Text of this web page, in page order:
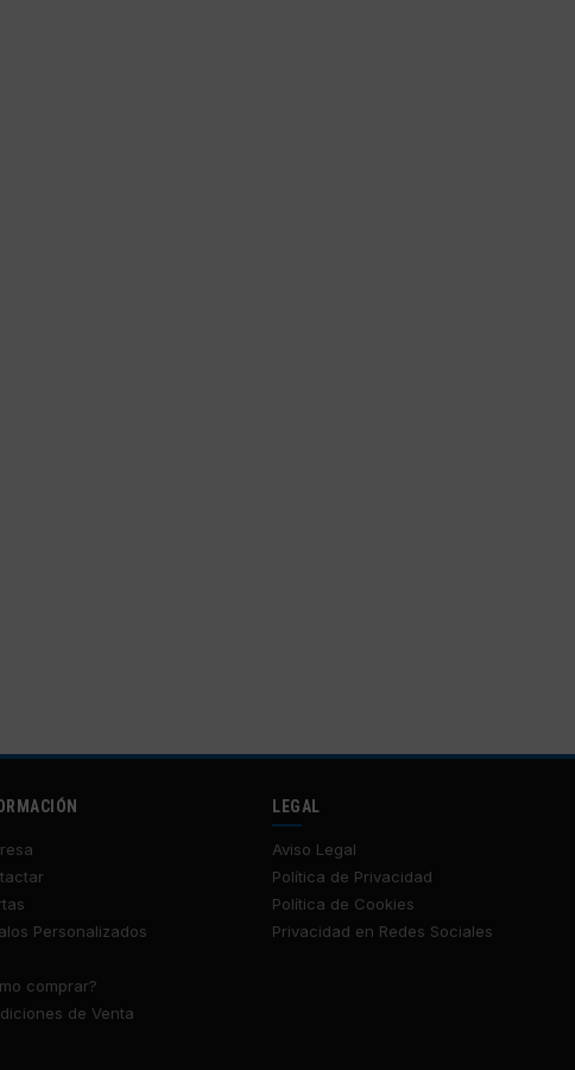
Personalizados
comprar?
de Venta
LEGAL
Aviso Legal
Política de Privacidad
Política de Cookies
Privacidad en Redes Sociales